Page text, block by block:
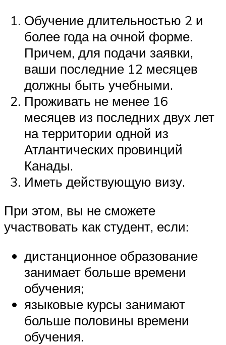
Обучение длительностью 2 и
более года на очной форме.
Причем, для подачи заявки,
ваши последние 12 месяцев
должны быть учебными.
Проживать не менее 16
месяцев из последних двух лет
на территории одной из
Атлантических провинций
Канады.
Иметь действующую визу.
При этом, вы не сможете
участвовать как студент, если:
дистанционное образование
занимает больше времени
обучения;
языковые курсы занимают
больше половины времени
обучения.